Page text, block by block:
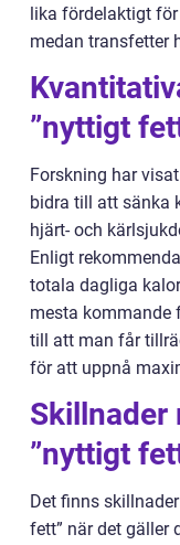
lika fördelaktigt
medan transfetter
”nyttigt
Forskning har
bidra till att sänka
hjärt- och
Enligt
totala dagliga
mesta kommande
till att man får
för att uppnå
Skillnader
”nyttigt
Det finns
fett” när det gäller